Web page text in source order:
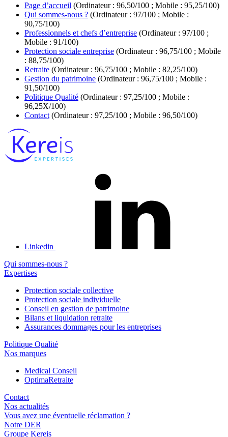
Page d’accueil (Ordinateur : 96,50/100 ; Mobile : 95,25/100)
Qui sommes-nous ? (Ordinateur : 97/100 ; Mobile :
90,75/100)
Professionnels et chefs d’entreprise (Ordinateur : 97/100 ;
Mobile : 91/100)
Protection sociale entreprise (Ordinateur : 96,75/100 ; Mobile
: 88,75/100)
Retraite (Ordinateur : 96,75/100 ; Mobile : 82,25/100)
Gestion du patrimoine (Ordinateur : 96,75/100 ; Mobile :
91,50/100)
Politique Qualité (Ordinateur : 97,25/100 ; Mobile :
96,25X/100)
Contact (Ordinateur : 97,25/100 ; Mobile : 96,50/100)
Linkedin
Qui sommes-nous ?
Expertises
Protection sociale collective
Protection sociale individuelle
Conseil en gestion de patrimoine
Bilans et liquidation retraite
Assurances dommages pour les entreprises
Politique Qualité
Nos marques
Medical Conseil
OptimaRetraite
Contact
Nos actualités
Vous avez une éventuelle réclamation ?
Notre DER
Groupe Kereis